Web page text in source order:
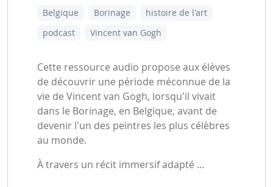
Belgique Borinage
histoire de l'art
podcast
Vincent van Gogh
Cette ressource audio propose aux élèves
de découvrir une période méconnue de la
vie de Vincent van Gogh, lorsqu'il vivait
dans le Borinage, en Belgique, avant de
devenir l'un des peintres les plus célèbres
au monde.
À travers un récit immersif adapté …